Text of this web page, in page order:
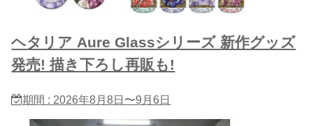
ヘタリア Aure Glassシリーズ 新作グッズ
発売! 描き下ろし再販も!
期間 : 2026年8月8日〜9月6日